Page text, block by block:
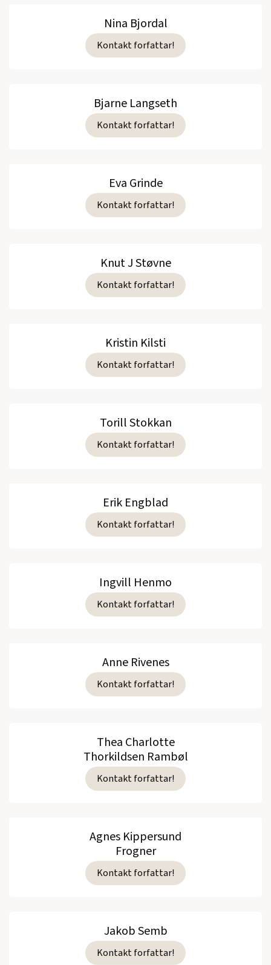
Nina Bjordal
Kontakt forfattar!
Bjarne Langseth
Kontakt forfattar!
Eva Grinde
Kontakt forfattar!
Knut J Støvne
Kontakt forfattar!
Kristin Kilsti
Kontakt forfattar!
Torill Stokkan
Kontakt forfattar!
Erik Engblad
Kontakt forfattar!
Ingvill Henmo
Kontakt forfattar!
Anne Rivenes
Kontakt forfattar!
Thea Charlotte
Thorkildsen Rambøl
Kontakt forfattar!
Agnes Kippersund
Frogner
Kontakt forfattar!
Jakob Semb
Kontakt forfattar!